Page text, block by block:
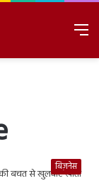
बिज़नेस